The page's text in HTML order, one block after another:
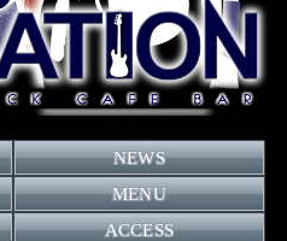
NEWS
MENU
ACCESS